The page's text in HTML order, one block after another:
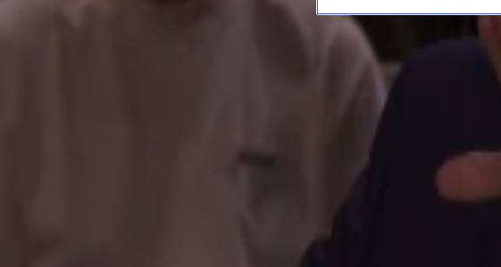
Minister Marjolein Faber komt terug op uitspraak: 'Wettelijk gezien geen asielcrisis'
Wilders krijgt pakketjes met wc-papier en ontlasting opgestuurd: 'Te ziek voor woorden'
Bontenbal: ’Het is het meest intensieve wat ik in mijn leven heb gedaan, maar óók het allermooiste’